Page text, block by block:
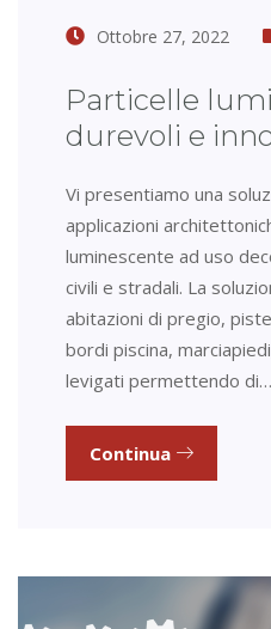
Ottobre 27, 2022
Particelle
durevoli e
Vi presentiamo una
applicazioni
luminescente ad uso
civili e stradali. La
abitazioni di pregio,
bordi piscina,
levigati permettendo di…
Continua